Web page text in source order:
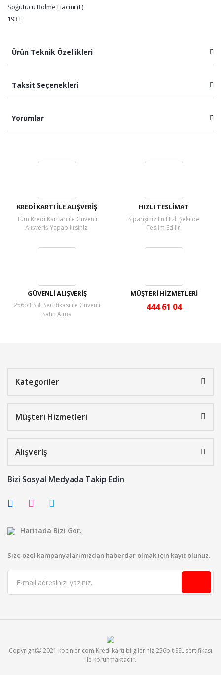
Soğutucu Bölme Hacmi (L)
193 L
Ürün Teknik Özellikleri
Taksit Seçenekleri
Yorumlar
KREDİ KARTI İLE ALIŞVERİŞ
Tüm Kredi Kartları ile Güvenli
Alışveriş Yapabilirsiniz.
HIZLI TESLİMAT
Siparişiniz En Hızlı Şekilde
Teslim Edilir.
GÜVENLİ ALIŞVERİŞ
256bit SSL Sertifikası ile Güvenli
Satın Alma
MÜŞTERİ HİZMETLERİ
444 61 04
Kategoriler
Müşteri Hizmetleri
Alışveriş
Bizi Sosyal Medyada Takip Edin
Haritada Bizi Gör.
Size özel kampanyalarımızdan haberdar olmak için kayıt olunuz.
Copyright© 2021 kocinler.com Kredi kartı bilgileriniz 256bit SSL sertifikası
ile korunmaktadır.